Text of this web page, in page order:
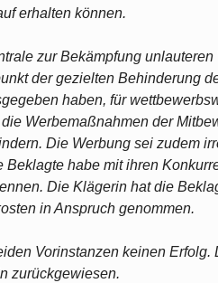
erhalten können.
zur Bekämpfung
der gezielten Behinderung
haben, für
Werbemaßnahmen der
Die Werbung sei zudem
Beklagte habe mit ihren
Die Klägerin hat die
in Anspruch genommen.
Vorinstanzen keinen Erfolg.
zurückgewiesen.